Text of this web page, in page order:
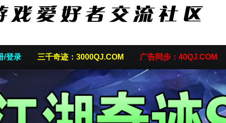
/登录 三千奇迹：3000QJ.COM 广告同步：40QJ.COM